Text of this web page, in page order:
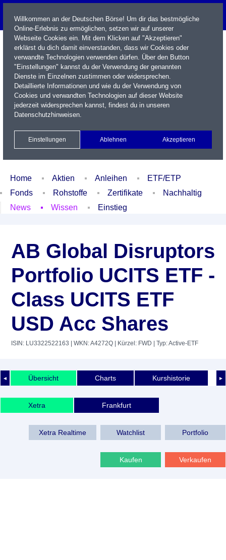
Name / WKN / ISIN / Kürzel
Xetra Realtime
Watchlist Portfolio Login
Home Aktien Anleihen
ETF/ETP
Fonds
Rohstoffe Zertifikate
Nachhaltig
News
Wissen Einstieg
AB Global Disruptors
Portfolio UCITS ETF -
Class UCITS ETF
USD Acc Shares
ISIN: LU3322522163 | WKN: A4272Q | Kürzel: FWD | Typ: Active-ETF
◄ ►
Übersicht Charts Kurshistorie
Xetra Frankfurt
Xetra Realtime Watchlist Portfolio
Kaufen Verkaufen
Willkommen an der Deutschen Börse! Um dir das bestmögliche
Online-Erlebnis zu ermöglichen, setzen wir auf unserer
Webseite Cookies ein. Mit dem Klicken auf "Akzeptieren"
erklärst du dich damit einverstanden, dass wir Cookies oder
verwandte Technologien verwenden dürfen. Über den Button
"Einstellungen" kannst du der Verwendung der genannten
Dienste im Einzelnen zustimmen oder widersprechen.
Detaillierte Informationen und wie du der Verwendung von
Cookies und verwandten Technologien auf dieser Website
jederzeit widersprechen kannst, findest du in unseren
Datenschutzhinweisen.
Einstellungen Ablehnen Akzeptieren